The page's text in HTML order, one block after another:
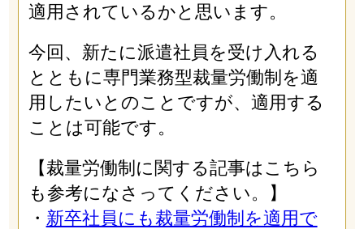
適用されているかと思います。
今回、新たに派遣社員を受け入れる
とともに専門業務型裁量労働制を適
用したいとのことですが、適用する
ことは可能です。
【裁量労働制に関する記事はこちら
も参考になさってください。】
・ 新卒社員にも裁量労働制を適用で